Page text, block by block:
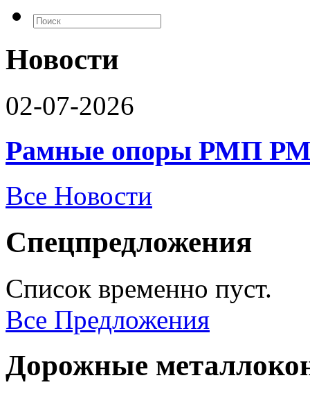
Новости
02-07-2026
Рамные опоры РМП
Все Новости
Спецпредложения
Список временно пуст.
Все Предложения
Дорожные